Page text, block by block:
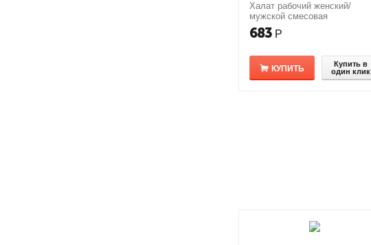
Халат рабочий женский/
мужской смесовая
683 Р
КУПИТЬ
Купить в
один клик